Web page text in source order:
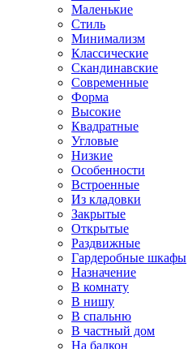
Маленькие
Стиль
Минимализм
Классические
Скандинавские
Современные
Форма
Высокие
Квадратные
Угловые
Низкие
Особенности
Встроенные
Из кладовки
Закрытые
Открытые
Раздвижные
Гардеробные шкафы
Назначение
В комнату
В нишу
В спальню
В частный дом
На балкон